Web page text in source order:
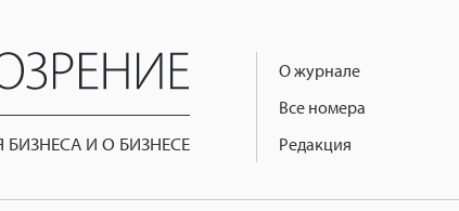
И О БИЗНЕСЕ
О журнале
Все номера
Редакция